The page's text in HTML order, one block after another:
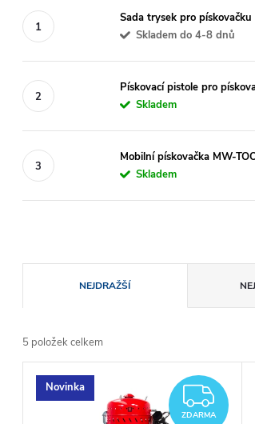
Sada trysek pro
Skladem do 4-8 dnů
Pískovací pistole pro
Skladem
Mobilní pískovačka MW-
Skladem
a
z
e
NEJDRAŽŠÍ
5 položek celkem
VNovinka
ZDARMA